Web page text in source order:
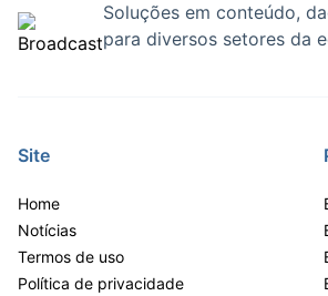
Em breve
Soluções em conteúdo,
para diversos setores da
Site
Home
Notícias
Termos de uso
Política de privacidade